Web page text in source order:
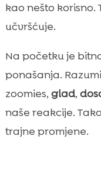
kao nešto
učvršćuje.
Na početku je
ponašanja.
zoomies, glad,
naše reakcije.
trajne promjene.